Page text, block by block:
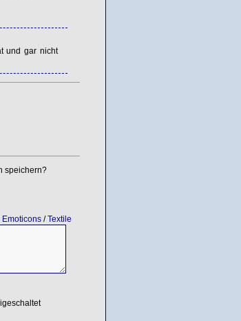
und gar nicht
speichern?
Emoticons/Textile